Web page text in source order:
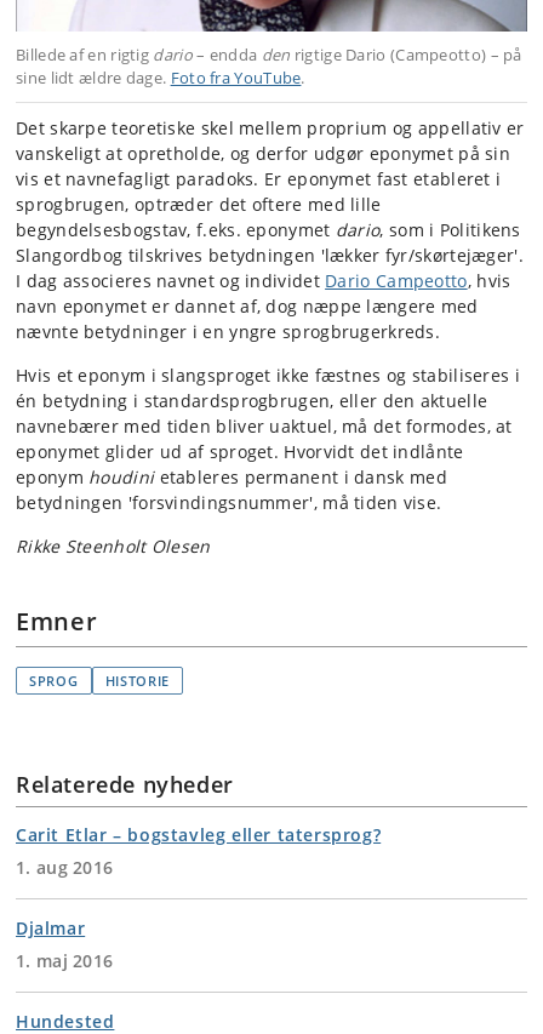
Billede af en rigtig dario– endda den rigtige Dario (Campeotto) – på
sine lidt ældre dage. Foto fra YouTube.
Det skarpe teoretiske skel mellem proprium og appellativ er
vanskeligt at opretholde, og derfor udgør eponymet på sin
vis et navnefagligt paradoks. Er eponymet fast etableret i
sprogbrugen, optræder det oftere med lille
begyndelsesbogstav, f.eks. eponymet dario, som i Politikens
Slangordbog tilskrives betydningen 'lækker fyr/skørtejæger'.
I dag associeres navnet og individet Dario Campeotto, hvis
navn eponymet er dannet af, dog næppe længere med
nævnte betydninger i en yngre sprogbrugerkreds.
Hvis et eponym i slangsproget ikke fæstnes og stabiliseres i
én betydning i standardsprogbrugen, eller den aktuelle
navnebærer med tiden bliver uaktuel, må det formodes, at
eponymet glider ud af sproget. Hvorvidt det indlånte
eponym houdinietableres permanent i dansk med
betydningen 'forsvindingsnummer', må tiden vise.
Rikke Steenholt Olesen
Emner
SPROG HISTORIE
Relaterede nyheder
Carit Etlar – bogstavleg eller tatersprog?
1. aug 2016
Djalmar
1. maj 2016
Hundested